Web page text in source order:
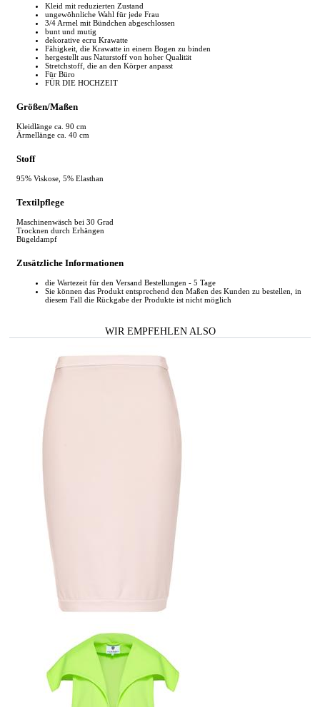
Kleid mit reduzierten Zustand
ungewöhnliche Wahl für jede Frau
3/4 Armel mit Bündchen abgeschlossen
bunt und mutig
dekorative ecru Krawatte
Fähigkeit, die Krawatte in einem Bogen zu binden
hergestellt aus Naturstoff von hoher Qualität
Stretchstoff, die an den Körper anpasst
Für Büro
FÜR DIE HOCHZEIT
Größen/Maßen
Kleidlänge ca. 90 cm
Ärmellänge ca. 40 cm
Stoff
95% Viskose, 5% Elasthan
Textilpflege
Maschinenwäsch bei 30 Grad
Trocknen durch Erhängen
Bügeldampf
Zusätzliche Informationen
die Wartezeit für den Versand Bestellungen - 5 Tage
Sie können das Produkt entsprechend den Maßen des Kunden zu bestellen, in
diesem Fall die Rückgabe der Produkte ist nicht möglich
WIR EMPFEHLEN ALSO